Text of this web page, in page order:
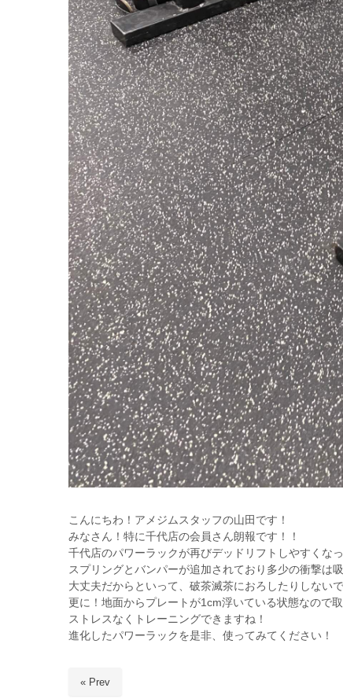
こんにちわ！アメジムスタッフの山田です！
みなさん！特に千代店の会員さん朗報です！！
千代店のパワーラックが再びデッドリフトしやすくな
スプリングとバンパーが追加されており多少の衝撃は
大丈夫だからといって、破茶滅茶におろしたりしない
更に！地面からプレートが1cm浮いている状態なので
ストレスなくトレーニングできますね！
進化したパワーラックを是非、使ってみてください！
« Prev